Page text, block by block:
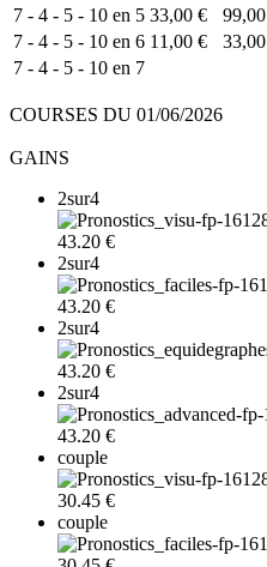
7 - 4 - 5 - 10 en 5 33,00 €
7 - 4 - 5 - 10 en 6 11,00 €
7 - 4 - 5 - 10 en 7
COURSES DU 01/06/2026
GAINS
2sur4
43.20 €
2sur4
43.20 €
2sur4
43.20 €
2sur4
43.20 €
couple
30.45 €
couple